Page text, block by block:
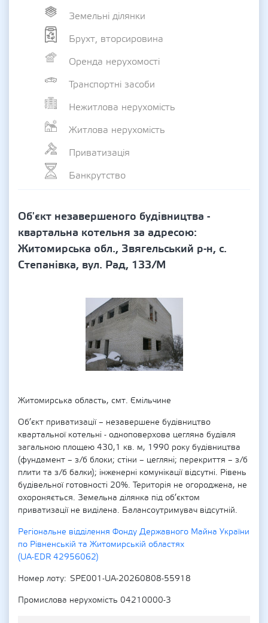
Земельні ділянки
Брухт, вторсировина
Оренда нерухомості
Транспортні засоби
Нежитлова нерухомість
Житлова нерухомість
Приватизація
Банкрутство
Об'єкт незавершеного будівництва -
квартальна котельня за адресою:
Житомирська обл., Звягельський р-н, с.
Степанівка, вул. Рад, 133/М
Житомирська область, смт. Ємільчине
Об’єкт приватизації – незавершене будівництво
квартальної котельні - одноповерхова цегляна будівля
загальною площею 430,1 кв. м, 1990 року будівництва
(фундамент – з/б блоки; стіни – цегляні; перекриття – з/б
плити та з/б балки); інженерні комунікації відсутні. Рівень
будівельної готовності 20%. Територія не огороджена, не
охороняється. Земельна ділянка під об’єктом
приватизації не виділена. Балансоутримувач відсутній.
Регіональне відділення Фонду Державного Майна України
по Рівненській та Житомирській областях
(UA-EDR 42956062)
Номер лоту
SPE001-UA-20260808-55918
Промислова нерухомість 04210000-3